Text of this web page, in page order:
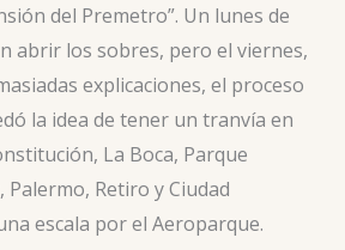
del Premetro”. Un lunes de
abrir los sobres, pero el viernes,
explicaciones, el proceso
la idea de tener un tranvía en
La Boca, Parque
Palermo, Retiro y Ciudad
escala por el Aeroparque.